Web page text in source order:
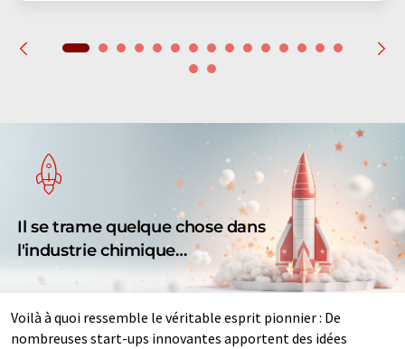
Il se trame quelque chose dans
l'industrie chimique…
Voilà à quoi ressemble le véritable esprit pionnier : De
nombreuses start-ups innovantes apportent des idées